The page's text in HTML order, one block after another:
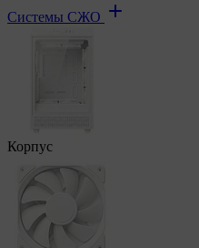
Системы СЖО
Корпус